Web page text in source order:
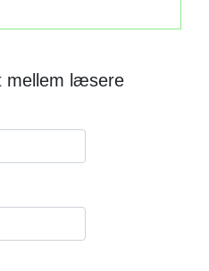
mellem læsere